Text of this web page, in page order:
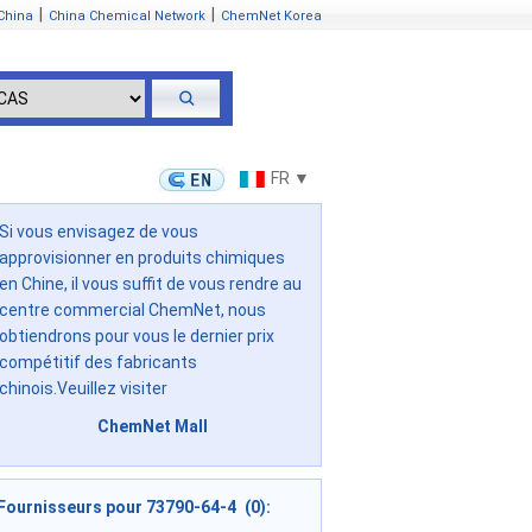
China Chemical Network ChemNet Korea
FR ▼
Si vous envisagez de vous
approvisionner en produits chimiques
en Chine, il vous suffit de vous rendre au
centre commercial ChemNet, nous
obtiendrons pour vous le dernier prix
compétitif des fabricants
chinois.Veuillez visiter
ChemNet Mall
pour 73790-64-4 (0):